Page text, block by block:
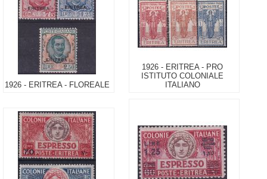
1926 - ERITREA - FLOREALE
1926 - ERITREA - PRO
ISTITUTO COLONIALE
ITALIANO